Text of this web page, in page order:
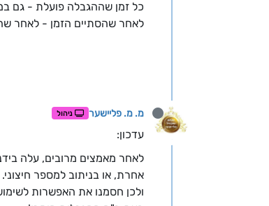
כל זמן שההגבלה פועלת - גם
לאחר שהסתיים הזמן - לאחר
מ. מ. פליישער ניהול
עדכון:
לאחר מאמצים מרובים, עלה
אחרת, או בניתוב למספר חיצוני.
ולכן חסמנו את האפשרות